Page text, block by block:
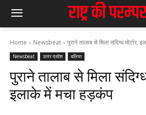
Home Newsbeat पुराने तालाब से मिला संदिग्ध मोर्टार,
Newsbeat उत्तर प्रदेश बलिया
पुराने तालाब से मिला संदिग्ध
इलाके में मचा हड़कंप